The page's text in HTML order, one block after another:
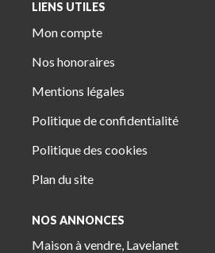
LIENS UTILES
Mon compte
Nos honoraires
Mentions légales
Politique de confidentialité
Politique des cookies
Plan du site
NOS ANNONCES
Maison à vendre, Lavelanet